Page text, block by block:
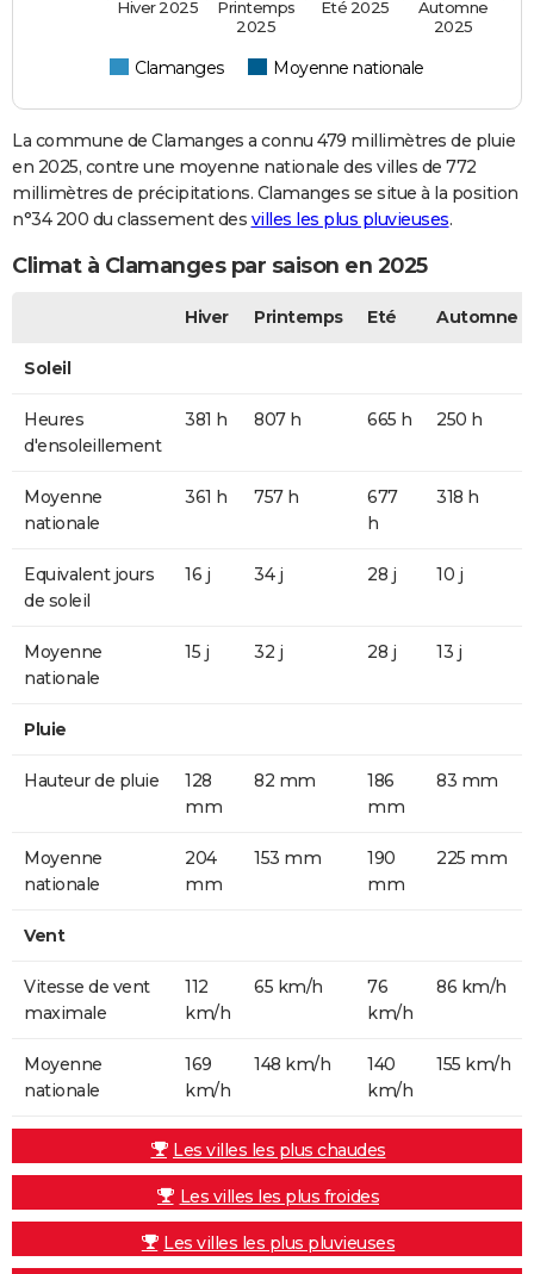
Clamanges Moyenne nationale
Hiver 2025
Printemps
2025
Eté 2025
Automne
2025
La commune de Clamanges a connu 479 millimètres de pluie
en 2025, contre une moyenne nationale des villes de 772
millimètres de précipitations. Clamanges se situe à la position
n°34 200 du classement des villes les plus pluvieuses.
Climat à Clamanges par saison en 2025
Hiver Printemps Eté Automne
Soleil
Heures
d'ensoleillement
381 h 807 h 665 h 250 h
Moyenne
nationale
361 h 757 h
677
h
318 h
Equivalent jours
de soleil
16 j 34 j 28 j 10 j
Moyenne
nationale
15 j 32 j 28 j 13 j
Pluie
Hauteur de pluie
128
mm
82 mm
186
mm
83 mm
Moyenne
nationale
204
mm
153 mm
190
mm
225 mm
Vent
Vitesse de vent
maximale
112
km/h
65 km/h
76
km/h
86 km/h
Moyenne
nationale
169
km/h
148 km/h
140
km/h
155 km/h
Les villes les plus chaudes
Les villes les plus froides
Les villes les plus pluvieuses